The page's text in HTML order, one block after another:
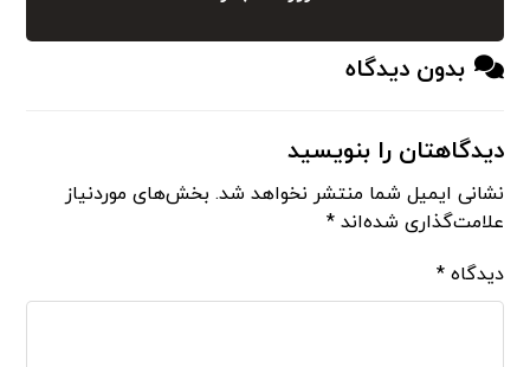
بدون دیدگاه
دیدگاهتان را بنویسید
نشانی ایمیل شما منتشر نخواهد شد. بخش‌های موردنیاز
علامت‌گذاری شده‌اند*
دیدگاه*